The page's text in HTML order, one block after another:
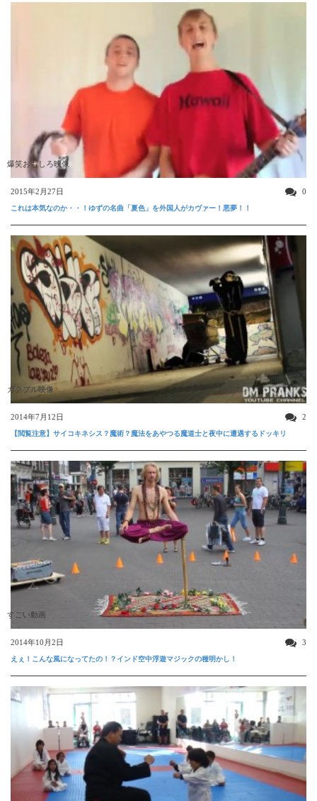
爆笑おもしろ映像
2015年2月27日 0
これは本気なのか・・！ゆずの名曲「夏色」を外国人がカヴァー！悪夢！！
ガクブル映像
2014年7月12日 2
【閲覧注意】サイコキネシス？魔術？魔法をあやつる魔道士と夜中に遭遇するドッキリ
すごい動画
2014年10月2日 3
えぇ！こんな風になってたの！？インド空中浮遊マジックの種明かし！